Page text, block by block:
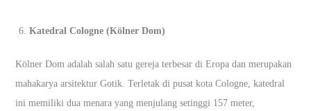
Katedral Cologne (Kölner Dom)
Kölner Dom adalah salah satu gereja terbesar di Eropa dan merupakan
mahakarya arsitektur Gotik. Terletak di pusat kota Cologne, katedral
ini memiliki dua menara yang menjulang setinggi 157 meter,